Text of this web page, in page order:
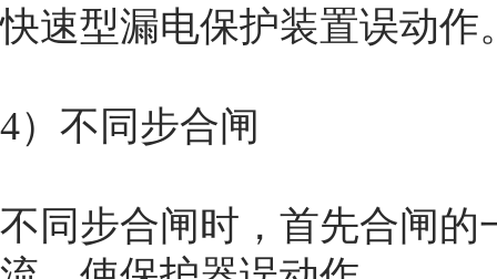
快速型漏电保护装置误动作
4）不同步合闸
不同步合闸时，首先合闸